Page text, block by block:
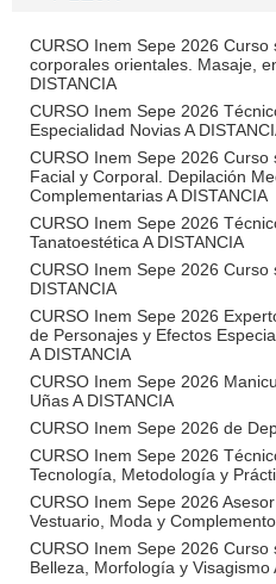
CURSO Inem Sepe 2026
corporales orientales. Masaje,
DISTANCIA
CURSO Inem Sepe 2026
Especialidad Novias A
CURSO Inem Sepe 2026
Facial y Corporal. Depilación
Complementarias A DISTANCIA
CURSO Inem Sepe 2026
Tanatoestética A DISTANCIA
CURSO Inem Sepe 2026
DISTANCIA
CURSO Inem Sepe 2026
de Personajes y Efectos
A DISTANCIA
CURSO Inem Sepe 2026
Uñas A DISTANCIA
CURSO Inem Sepe 2026 de
CURSO Inem Sepe 2026
Tecnología, Metodología y
CURSO Inem Sepe 2026
Vestuario, Moda y
CURSO Inem Sepe 2026
Belleza, Morfología y Visagismo